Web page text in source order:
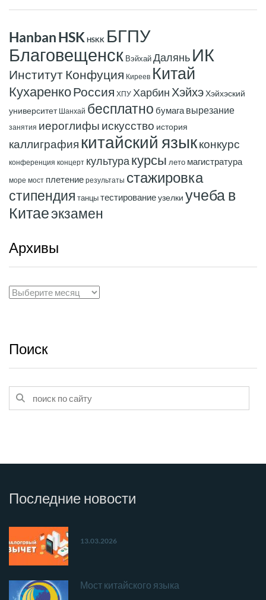
HanbanHSK HSKK БГПУ
Благовещенск ВэйхайДалянь ИК
Институт Конфуция Киреев Китай
КухаренкоРоссия ХПУ Харбин ХэйхэХэйхэский
университет Шанхай бесплатно бумага вырезание
занятия иероглифы искусство история
каллиграфия китайский языкконкурс
конференция концерт культура курсы лето магистратура
море мост плетение результаты стажировка
стипендия танцытестированиеузелки учеба в
Китаеэкзамен
Архивы
Архивы
Поиск
Последние новости
13.03.2026
Мост китайского языка